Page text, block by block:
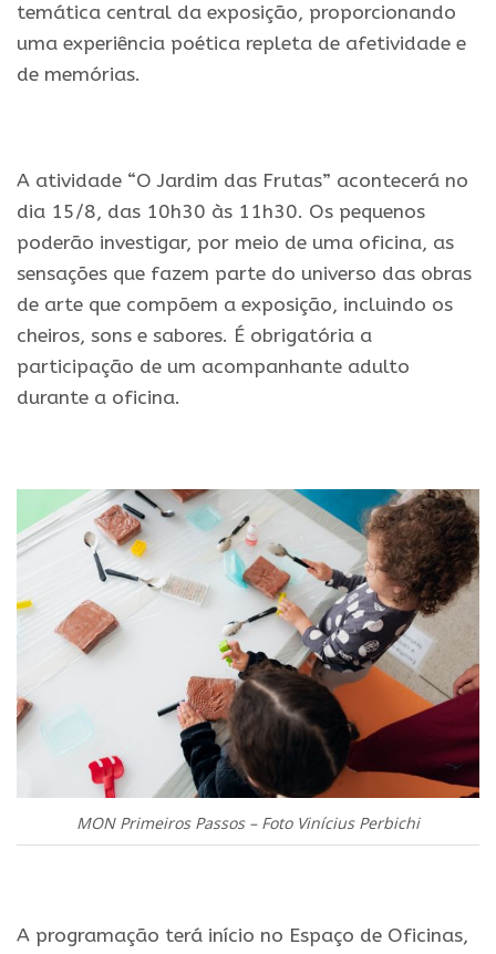
temática central da exposição, proporcionando
uma experiência poética repleta de afetividade e
de memórias.
A atividade “O Jardim das Frutas” acontecerá no
dia 15/8, das 10h30 às 11h30. Os pequenos
poderão investigar, por meio de uma oficina, as
sensações que fazem parte do universo das obras
de arte que compõem a exposição, incluindo os
cheiros, sons e sabores. É obrigatória a
participação de um acompanhante adulto
durante a oficina.
MON Primeiros Passos – Foto Vinícius Perbichi
A programação terá início no Espaço de Oficinas,